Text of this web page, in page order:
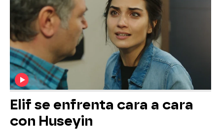
Elif se enfrenta cara a cara
con Huseyin